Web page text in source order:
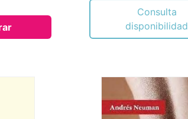
Consulta
disponibilidad